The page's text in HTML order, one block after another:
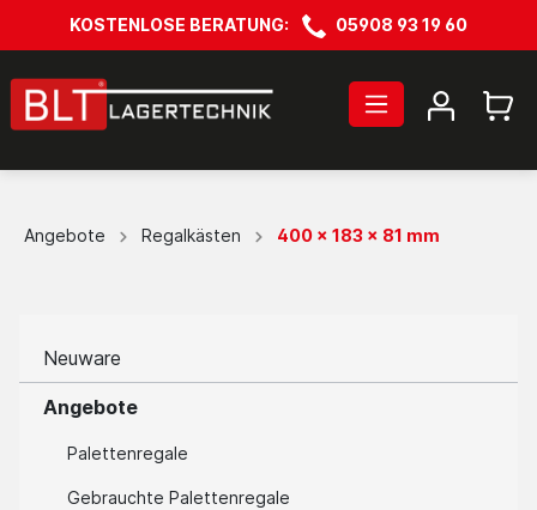
KOSTENLOSE BERATUNG: 05908 93 19 60
Angebote Regalkästen 400 x 183 x 81 mm
Neuware
Angebote
Palettenregale
Gebrauchte Palettenregale